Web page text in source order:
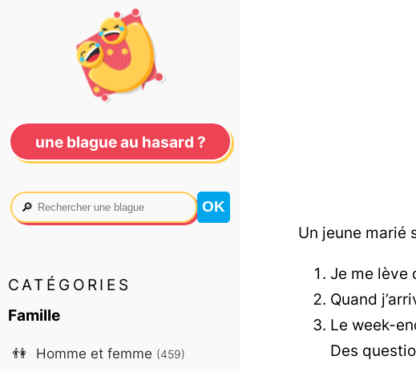
Un jeune marié
Je me lève
Quand
Le week-
Des
une blague au hasard ?
🔎
CATÉGORIES
Famille
👫 Homme et femme (459)